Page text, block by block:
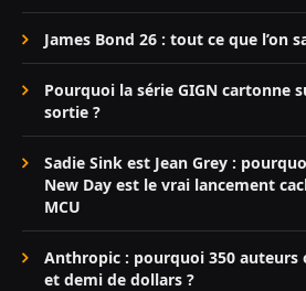
James Bond 26 : tout ce que l’on
Pourquoi la série GIGN cartonne
sortie ?
Sadie Sink est Jean Grey :
New Day est le vrai lancement
MCU
Anthropic : pourquoi 350 auteurs
et demi de dollars ?